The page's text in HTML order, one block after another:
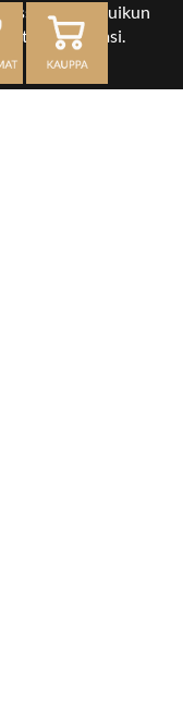
vaikka uikun
vierailustasi.